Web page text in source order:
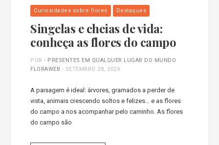
Curiosidades sobre flores Destaques
Singelas e cheias de vida:
conheça as flores do campo
POR- PRESENTES EM QUALQUER LUGAR DO MUNDO
FLORAWEB - SETEMBRO 28, 2024
A paisagem é ideal: árvores, gramados a perder de
vista, animais crescendo soltos e felizes… e as flores
do campo a nos acompanhar pelo caminho. As flores
do campo são